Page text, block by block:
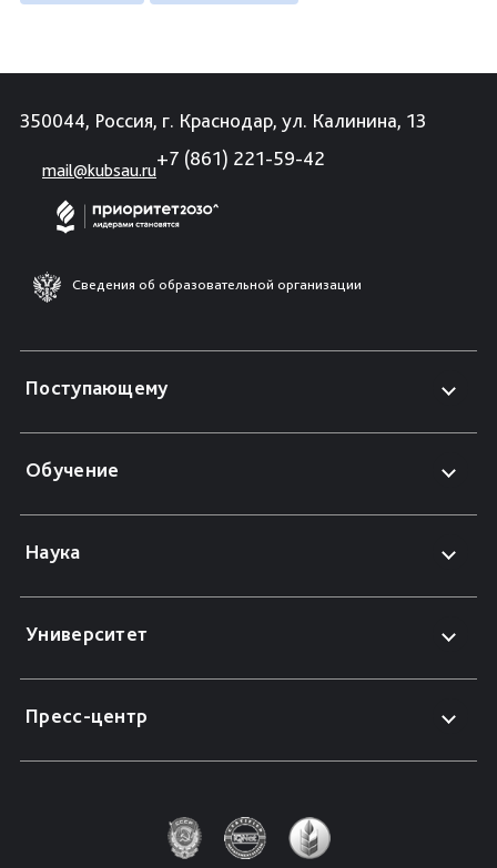
350044, Россия, г. Краснодар, ул. Калинина, 13
mail@kubsau.ru
+7 (861) 221-59-42
Сведения об образовательной организации
Поступающему
Обучение
Наука
Университет
Пресс-центр